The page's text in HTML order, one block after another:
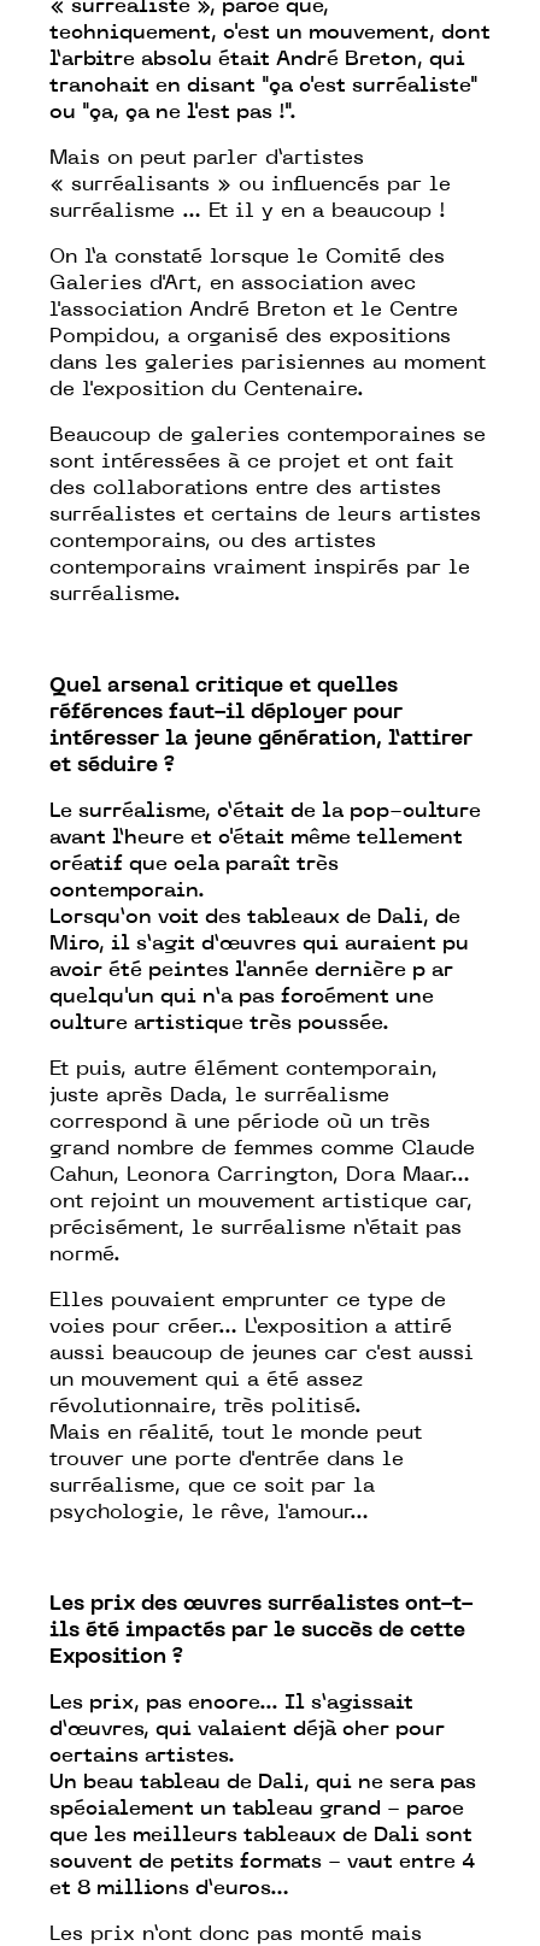
« surréaliste », parce que,
techniquement, c'est un mouvement, dont
l’arbitre absolu était André Breton, qui
tranchait en disant "ça c'est surréaliste"
ou "ça, ça ne l'est pas !".
Mais on peut parler d’artistes
« surréalisants » ou influencés par le
surréalisme … Et il y en a beaucoup !
On l’a constaté lorsque le Comité des
Galeries d'Art, en association avec
l'association André Breton et le Centre
Pompidou, a organisé des expositions
dans les galeries parisiennes au moment
de l'exposition du Centenaire.
Beaucoup de galeries contemporaines se
sont intéressées à ce projet et ont fait
des collaborations entre des artistes
surréalistes et certains de leurs artistes
contemporains, ou des artistes
contemporains vraiment inspirés par le
surréalisme.
Quel arsenal critique et quelles
références faut-il déployer pour
intéresser la jeune génération, l’attirer
et séduire ?
Le surréalisme, c’était de la pop-culture
avant l’heure et c'était même tellement
créatif que cela paraît très
contemporain.
Lorsqu’on voit des tableaux de Dali, de
Miro, il s’agit d’œuvres qui auraient pu
avoir été peintes l'année dernière p ar
quelqu'un qui n’a pas forcément une
culture artistique très poussée.
Et puis, autre élément contemporain,
juste après Dada, le surréalisme
correspond à une période où un très
grand nombre de femmes comme Claude
Cahun, Leonora Carrington, Dora Maar…
ont rejoint un mouvement artistique car,
précisément, le surréalisme n’était pas
normé.
Elles pouvaient emprunter ce type de
voies pour créer… L’exposition a attiré
aussi beaucoup de jeunes car c'est aussi
un mouvement qui a été assez
révolutionnaire, très politisé.
Mais en réalité, tout le monde peut
trouver une porte d'entrée dans le
surréalisme, que ce soit par la
psychologie, le rêve, l'amour…
Les prix des œuvres surréalistes ont-t-
ils été impactés par le succès de cette
Exposition ?
Les prix, pas encore... Il s’agissait
d’œuvres, qui valaient déjà cher pour
certains artistes.
Un beau tableau de Dali, qui ne sera pas
spécialement un tableau grand - parce
que les meilleurs tableaux de Dali sont
souvent de petits formats - vaut entre 4
et 8 millions d’euros…
Les prix n’ont donc pas monté mais